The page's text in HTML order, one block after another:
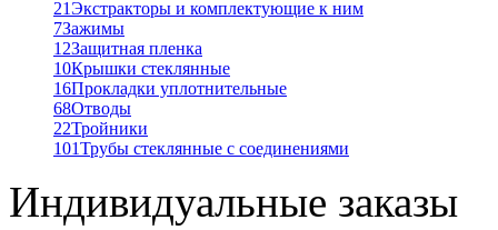
21Экстракторы и комплектующие к ним
7Зажимы
12Защитная пленка
10Крышки стеклянные
16Прокладки уплотнительные
68Отводы
22Тройники
101Трубы стеклянные с соединениями
Индивидуальные заказы